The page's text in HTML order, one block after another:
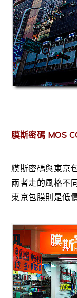
膜斯密碼 MOS
膜斯密碼與東京
兩者走的風格不
東京包膜則是低